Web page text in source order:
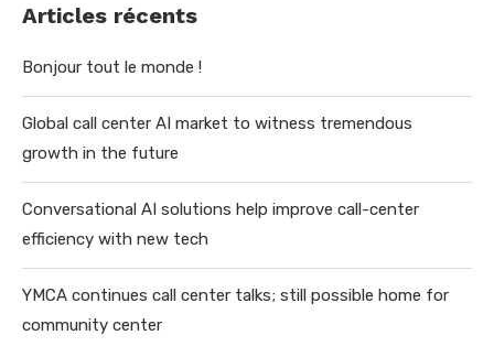
Articles récents
Bonjour tout le monde !
Global call center AI market to witness tremendous
growth in the future
Conversational AI solutions help improve call-center
efficiency with new tech
YMCA continues call center talks; still possible home for
community center